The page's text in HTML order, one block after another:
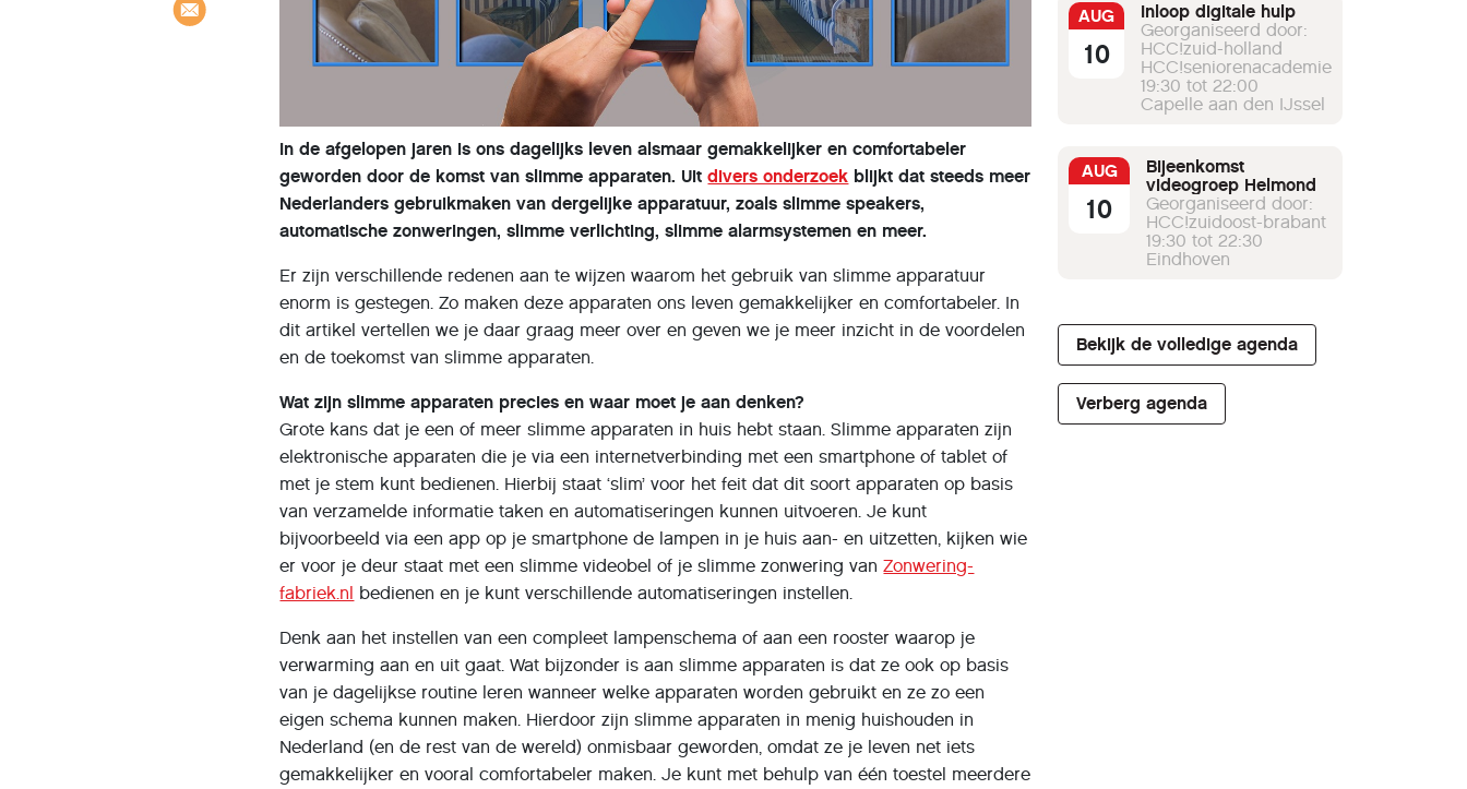
In de afgelopen jaren is ons dagelijks leven alsmaar gemakkelijker en comfortabeler
geworden door de komst van slimme apparaten. Uitdivers onderzoek blijkt dat steeds meer
Nederlanders gebruikmaken van dergelijke apparatuur, zoals slimme speakers,
automatische zonweringen, slimme verlichting, slimme alarmsystemen en meer.
Er zijn verschillende redenen aan te wijzen waarom het gebruik van slimme apparatuur
enorm is gestegen. Zo maken deze apparaten ons leven gemakkelijker en comfortabeler. In
dit artikel vertellen we je daar graag meer over en geven we je meer inzicht in de voordelen
en de toekomst van slimme apparaten.
Wat zijn slimme apparaten precies en waar moet je aan denken?
Grote kans dat je een of meer slimme apparaten in huis hebt staan. Slimme apparaten zijn
elektronische apparaten die je via een internetverbinding met een smartphone of tablet of
met je stem kunt bedienen. Hierbij staat ‘slim’ voor het feit dat dit soort apparaten op basis
van verzamelde informatie taken en automatiseringen kunnen uitvoeren. Je kunt
bijvoorbeeld via een app op je smartphone de lampen in je huis aan- en uitzetten, kijken wie
er voor je deur staat met een slimme videobel of je slimme zonwering vanZonwering-
fabriek.nl bedienen en je kunt verschillende automatiseringen instellen.
Denk aan het instellen van een compleet lampenschema of aan een rooster waarop je
verwarming aan en uit gaat. Wat bijzonder is aan slimme apparaten is dat ze ook op basis
van je dagelijkse routine leren wanneer welke apparaten worden gebruikt en ze zo een
eigen schema kunnen maken. Hierdoor zijn slimme apparaten in menig huishouden in
Nederland (en de rest van de wereld) onmisbaar geworden, omdat ze je leven net iets
gemakkelijker en vooral comfortabeler maken. Je kunt met behulp van één toestel meerdere
AUG
10
Inloop digitale hulp
Georganiseerd door:
HCC!zuid-holland
HCC!seniorenacademie
19:30 tot 22:00
Capelle aan den IJssel
AUG
10
Bijeenkomst
videogroep Helmond
Georganiseerd door:
HCC!zuidoost-brabant
19:30 tot 22:30
Eindhoven
Bekijk de volledige agenda
Verberg agenda